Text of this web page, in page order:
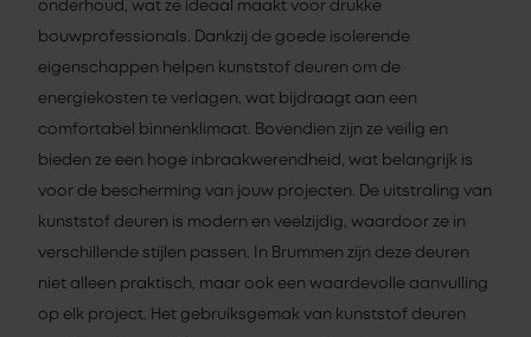
onderhoud, wat ze ideaal maakt voor drukke
bouwprofessionals. Dankzij de goede isolerende
eigenschappen helpen kunststof deuren om de
energiekosten te verlagen, wat bijdraagt aan een
comfortabel binnenklimaat. Bovendien zijn ze veilig en
bieden ze een hoge inbraakwerendheid, wat belangrijk is
voor de bescherming van jouw projecten. De uitstraling van
kunststof deuren is modern en veelzijdig, waardoor ze in
verschillende stijlen passen. In Brummen zijn deze deuren
niet alleen praktisch, maar ook een waardevolle aanvulling
op elk project. Het gebruiksgemak van kunststof deuren